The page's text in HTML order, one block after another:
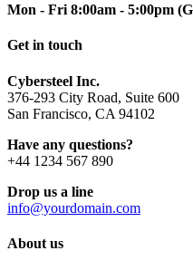
Mon - Fri 8:00am - 5:00pm
Get in touch
Cybersteel Inc.
376-293 City Road, Suite 600
San Francisco, CA 94102
Have any questions?
+44 1234 567 890
Drop us a line
info@yourdomain.com
About us